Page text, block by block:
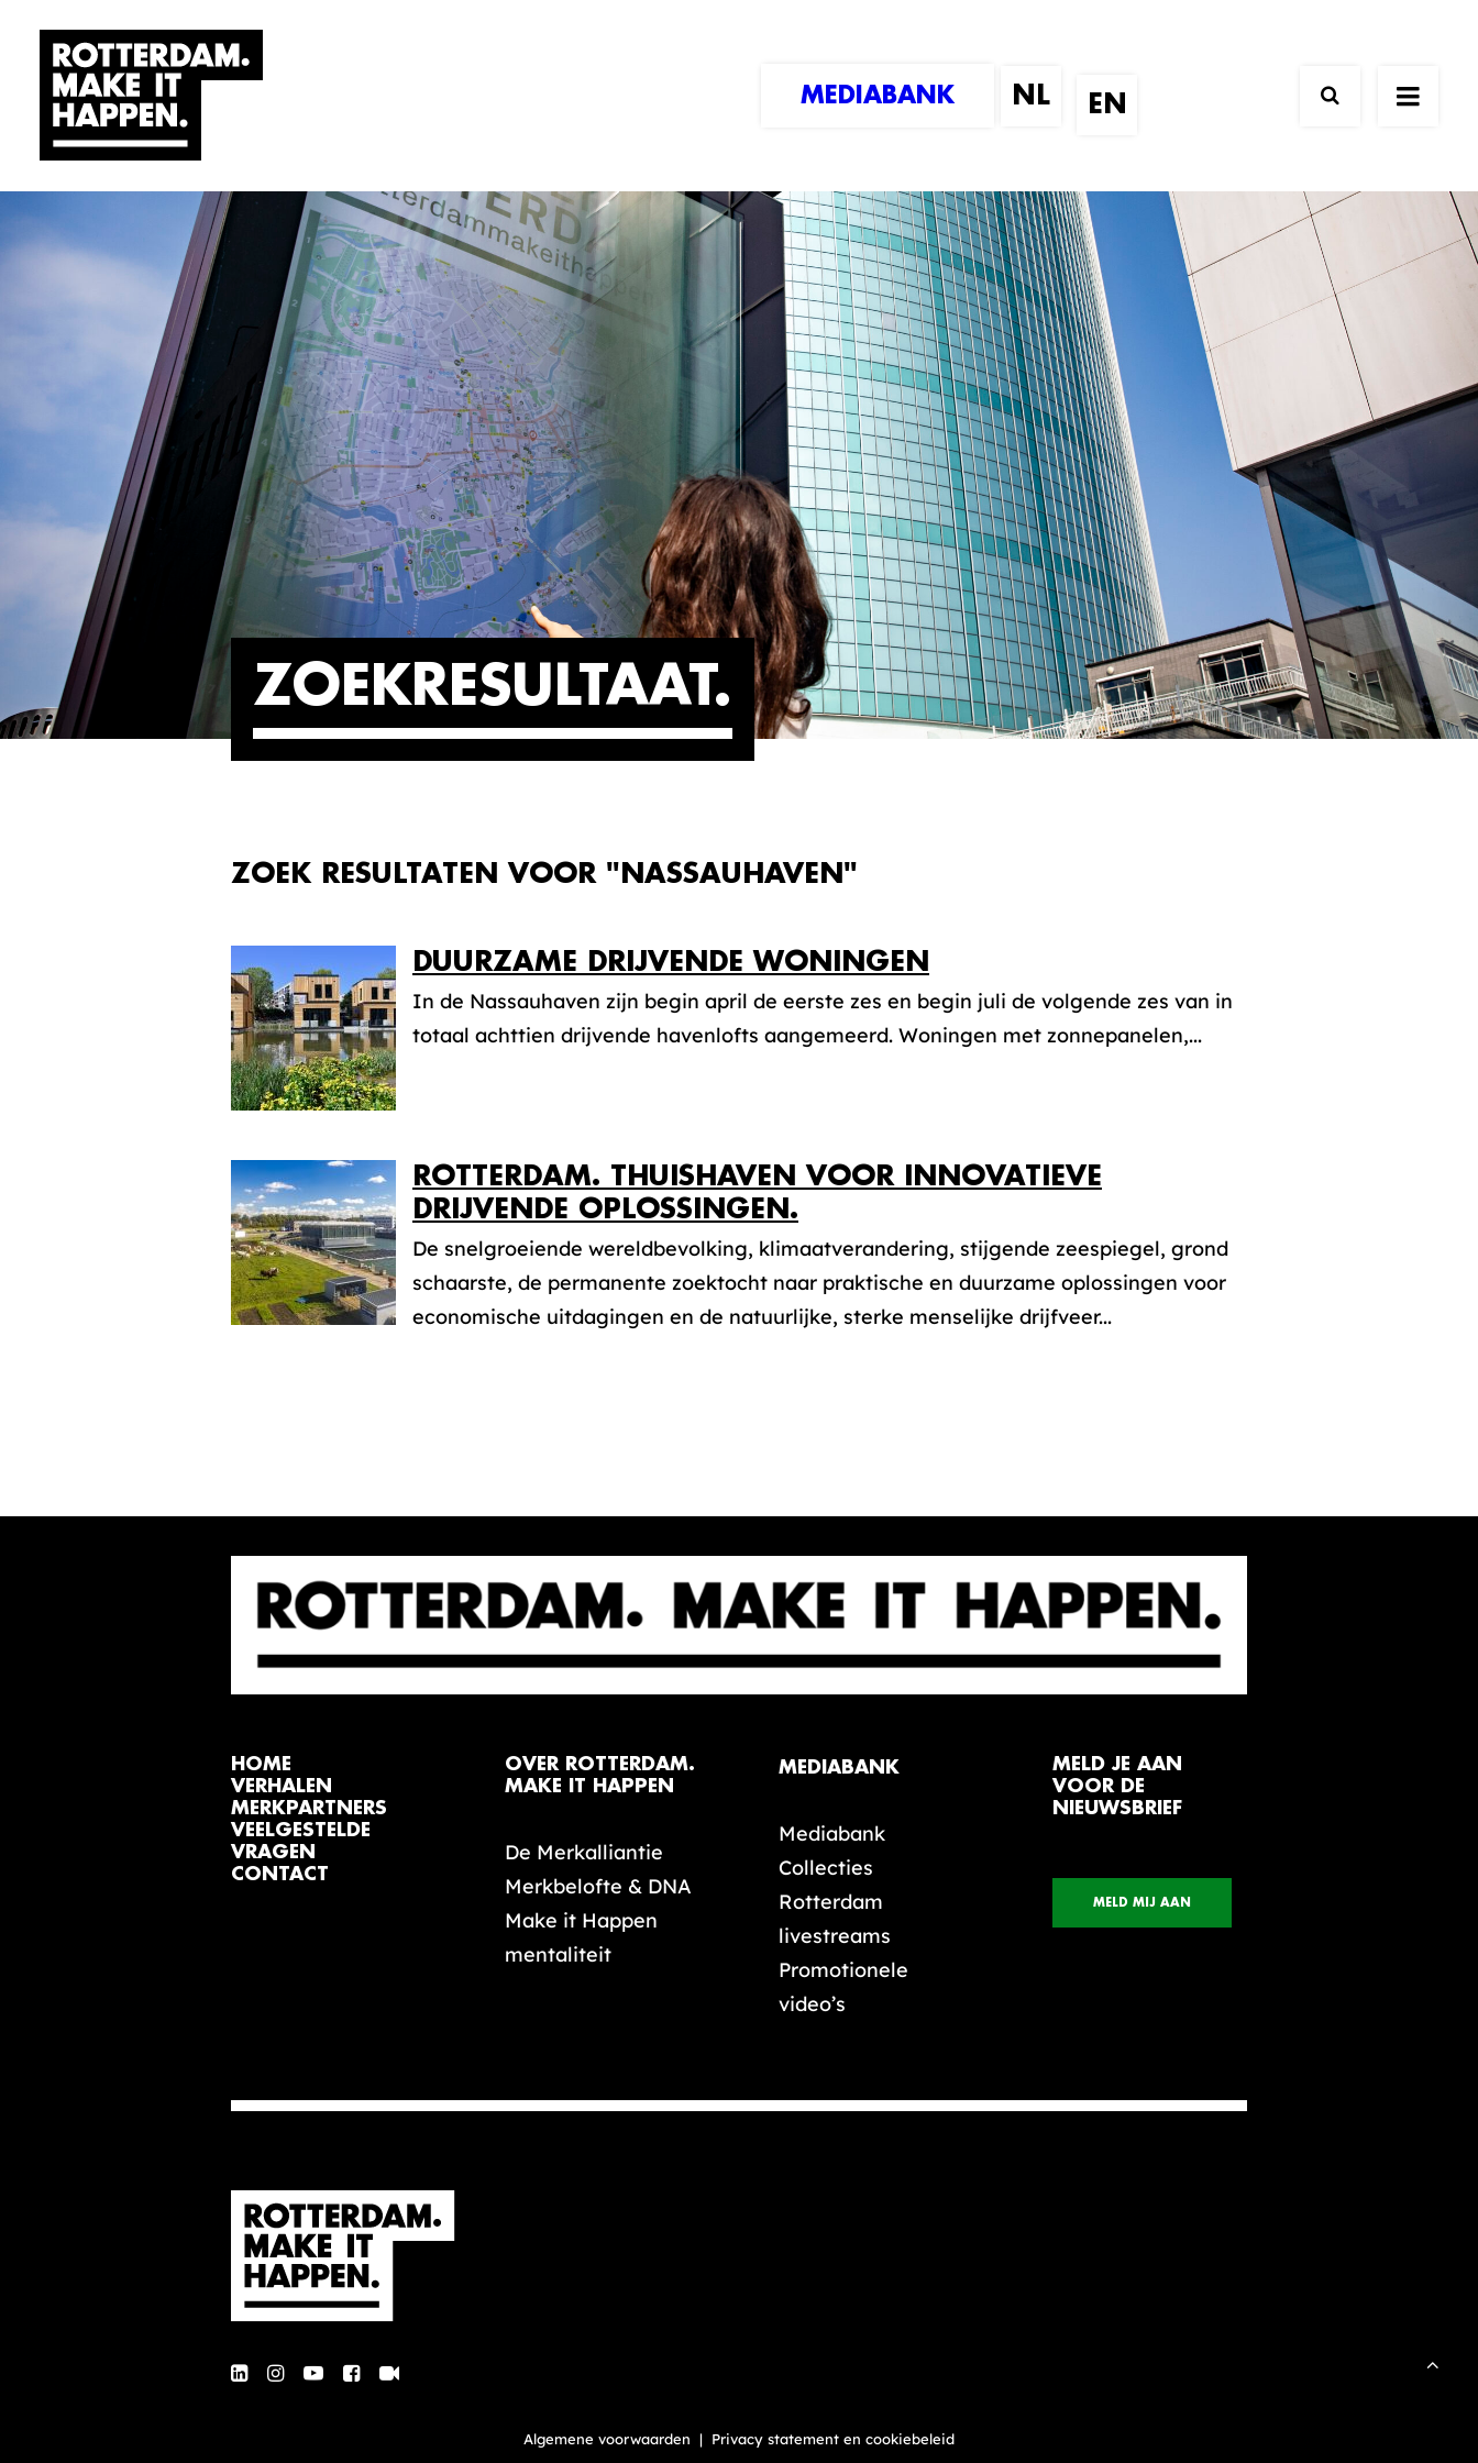
MEDIABANK
ZOEKRESULTAAT
ZOEK RESULTATEN VOOR "NASSAUHAVEN"
DUURZAME DRIJVENDE WONINGEN
In de Nassauhaven zijn begin april de eerste zes en begin juli de volgende zes van in
totaal achttien drijvende havenlofts aangemeerd. Woningen met zonnepanelen,...
ROTTERDAM. THUISHAVEN VOOR INNOVATIEVE
DRIJVENDE OPLOSSINGEN.
De snelgroeiende wereldbevolking, klimaatverandering, stijgende zeespiegel, grond
schaarste, de permanente zoektocht naar praktische en duurzame oplossingen voor
economische uitdagingen en de natuurlijke, sterke menselijke drijfveer...
HOME
VERHALEN
MERKPARTNERS
VEELGESTELDE
VRAGEN
CONTACT
OVER ROTTERDAM.
MAKE IT HAPPEN
De Merkalliantie
Merkbelofte & DNA
Make it Happen
mentaliteit
MEDIABANK
Mediabank
Collecties
Rotterdam
livestreams
Promotionele
video’s
MELD JE AAN
VOOR DE
NIEUWSBRIEF
MELD MIJ AAN
Algemene voorwaarden | Privacy statement en cookiebeleid